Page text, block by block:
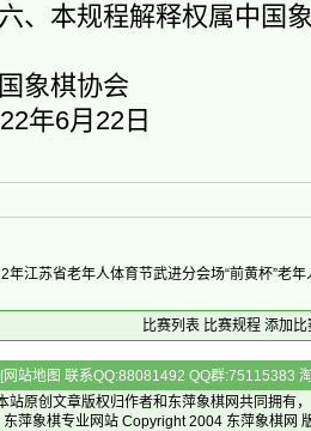
本规程解释权属中国
棋协会
6月22日
年江苏省老年人体育节武进分会场“前黄杯”老
比赛列表 比赛规程 添加比
网站地图 联系QQ:88081492 QQ群:75115383
站原创文章版权归作者和 东萍象棋网共同拥有
东萍象棋专业网站 Copyright 2004 东萍象棋网